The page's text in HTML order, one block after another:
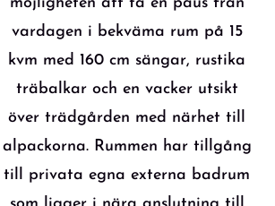
möjligheten att ta en paus från
vardagen i bekväma rum på 15
kvm med 160 cm sängar, rustika
träbalkar och en vacker utsikt
över trädgården med närhet till
alpackorna. Rummen har tillgång
till privata egna externa badrum